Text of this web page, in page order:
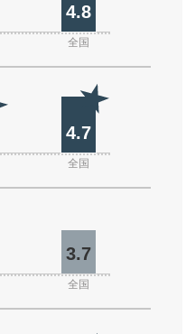
4.8
全国
4.7
全国
3.7
全国